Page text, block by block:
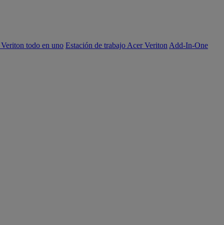
todo en uno Estación de trabajo Acer Veriton Add-In-One